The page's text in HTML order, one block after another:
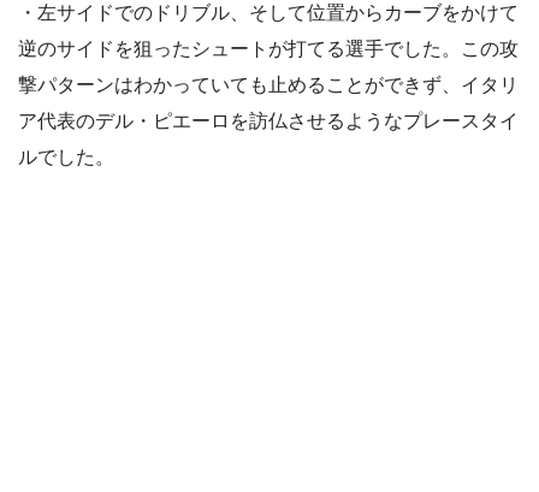
・左サイドでのドリブル、そして位置からカーブをかけて
逆のサイドを狙ったシュートが打てる選手でした。この攻
撃パターンはわかっていても止めることができず、イタリ
ア代表のデル・ピエーロを訪仏させるようなプレースタイ
ルでした。